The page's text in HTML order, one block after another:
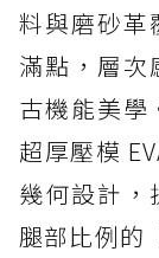
料與磨砂革
滿點，層次
古機能美學
超厚壓模
幾何設計，
腿部比例的